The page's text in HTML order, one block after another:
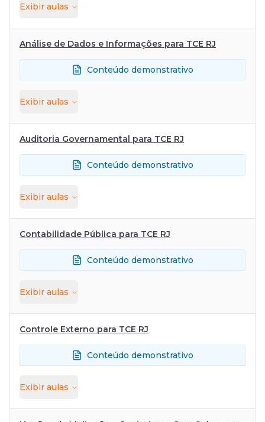
Exibir aulas
Análise de Dados e Informações para TCE RJ
Conteúdo demonstrativo
Exibir aulas
Auditoria Governamental para TCE RJ
Conteúdo demonstrativo
Exibir aulas
Contabilidade Pública para TCE RJ
Conteúdo demonstrativo
Exibir aulas
Controle Externo para TCE RJ
Conteúdo demonstrativo
Exibir aulas